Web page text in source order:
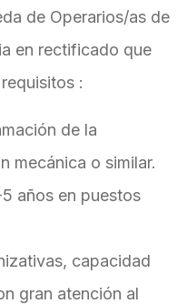
de Operarios/as de
en rectificado que
:
de la
mecánica o similar.
años en puestos
capacidad
gran atención al